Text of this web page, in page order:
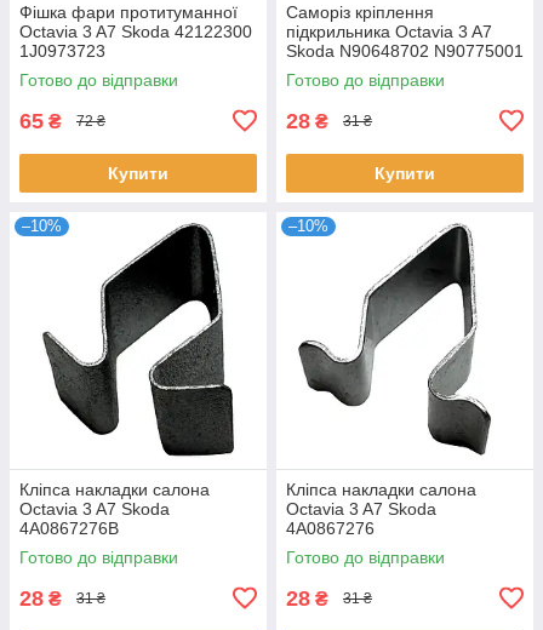
Фішка фари протитуманної
Octavia 3 A7 Skoda 42122300
1J0973723
Готово до відправки
65 ₴ 72 ₴
Купити
Саморіз кріплення
підкрильника Octavia 3 A7
Skoda N90648702 N90775001
Готово до відправки
28 ₴ 31 ₴
Купити
–10%
Кліпса накладки салона
Octavia 3 A7 Skoda
4A0867276B
Готово до відправки
28 ₴ 31 ₴
–10%
Кліпса накладки салона
Octavia 3 A7 Skoda
4A0867276
Готово до відправки
28 ₴ 31 ₴